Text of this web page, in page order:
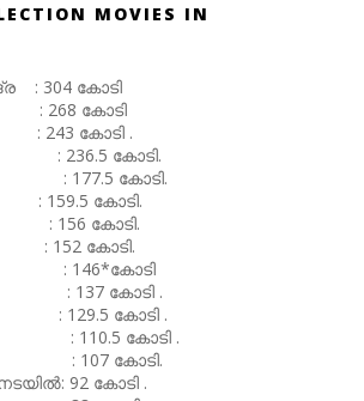
MOVIES IN
: 304 കോടി
268 കോടി
243 കോടി .
കോടി.
കോടി.
കോടി.
കോടി.
കോടി.
146*കോടി
കോടി .
കോടി .
കോടി .
കോടി.
92 കോടി .